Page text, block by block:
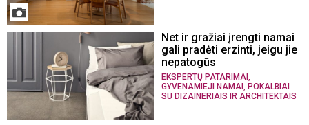
Net ir gražiai įrengti namai
gali pradėti erzinti, jeigu jie
nepatogūs
EKSPERTŲ PATARIMAI ,
GYVENAMIEJI NAMAI , POKALBIAI
SU DIZAINERIAIS IR ARCHITEKTAIS